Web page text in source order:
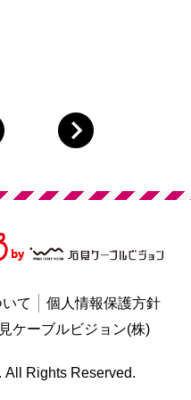
て
個人情報保護方針
ケーブルビジョン(株)
All Rights Reserved.